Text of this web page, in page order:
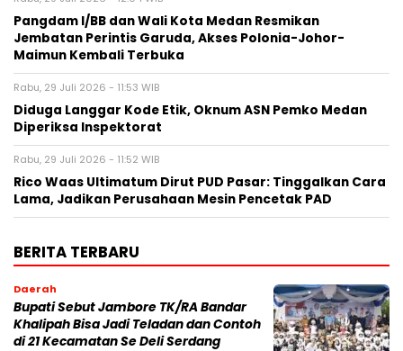
Pangdam I/BB dan Wali Kota Medan Resmikan
Jembatan Perintis Garuda, Akses Polonia-Johor-
Maimun Kembali Terbuka
Rabu, 29 Juli 2026 - 11:53 WIB
Diduga Langgar Kode Etik, Oknum ASN Pemko Medan
Diperiksa Inspektorat
Rabu, 29 Juli 2026 - 11:52 WIB
Rico Waas Ultimatum Dirut PUD Pasar: Tinggalkan Cara
Lama, Jadikan Perusahaan Mesin Pencetak PAD
BERITA TERBARU
Daerah
Bupati Sebut Jambore TK/RA Bandar
Khalipah Bisa Jadi Teladan dan Contoh
di 21 Kecamatan Se Deli Serdang